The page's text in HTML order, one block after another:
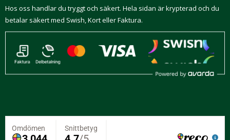
Hos oss handlar du tryggt och säkert. Hela sidan är krypterad och du
betalar säkert med Swish, Kort eller Faktura.